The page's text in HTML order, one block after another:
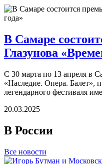
В Самаре
Глазунова
С 30 марта по 13 апреля в
«Наследие. Опера. Балет»,
легендарного фестиваля
20.03.2025
В России
Все новости